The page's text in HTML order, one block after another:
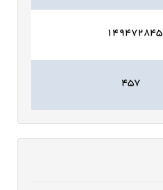
۱۴۹۴۷۲۸۴۵
۴۵۷